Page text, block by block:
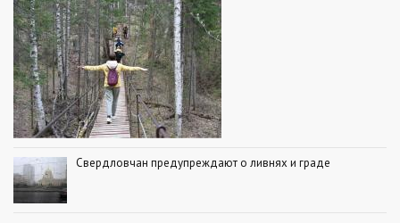
Свердловчан предупреждают о ливнях и граде